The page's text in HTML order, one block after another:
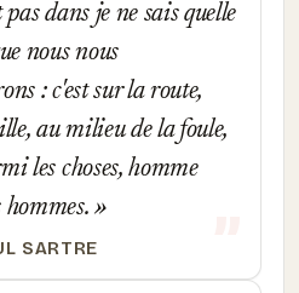
dans je ne sais quelle
nous nous
: c'est sur la route,
au milieu de la foule,
les choses, homme
hommes.
SARTRE